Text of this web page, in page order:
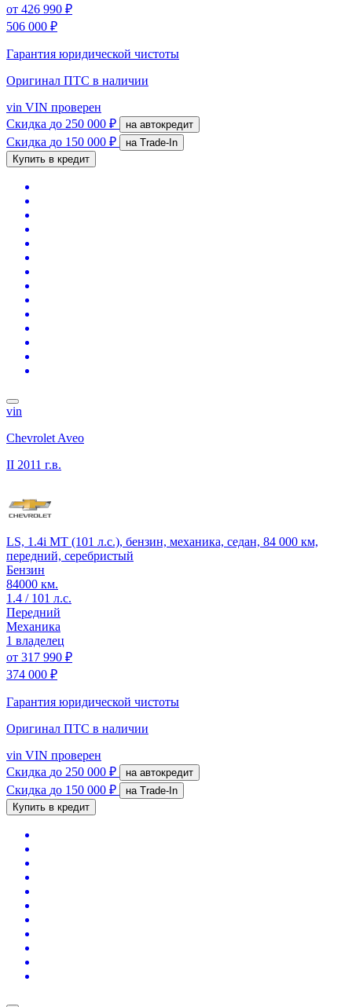
от 426 990 ₽
506 000 ₽
Гарантия юридической чистоты
Оригинал ПТС в наличии
vin VIN проверен
Скидка до 250 000 ₽ на автокредит
Скидка до 150 000 ₽
на Trade-In
Купить в кредит
vin
Chevrolet Aveo
II 2011 г.в.
LS, 1.4i MT (101 л.с.), бензин, механика, седан, 84 000 км,
передний, серебристый
Бензин
84000 км.
1.4 / 101 л.с.
Передний
Механика
1 владелец
от 317 990 ₽
374 000 ₽
Гарантия юридической чистоты
Оригинал ПТС в наличии
vin VIN проверен
Скидка до 250 000 ₽ на автокредит
Скидка до 150 000 ₽
на Trade-In
Купить в кредит